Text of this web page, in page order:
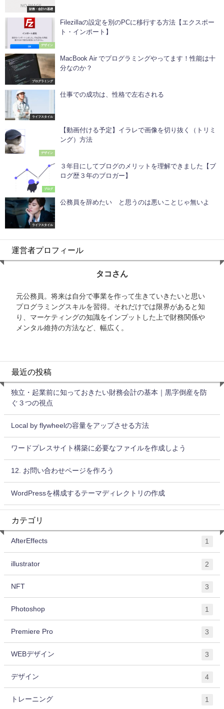
財務・会計の基礎
デザイン
Filezillaの設定を別のPCに移行する方法【エクスポー
ト・インポート】
プログラミング
MacBook Air でプログラミングやってます！性能は十
分なのか？
ライフスタイル
仕事での成功は、性格で左右される
デザイン
【動画付ける予定】イラレで画像を切り抜く（トリミ
ング）方法
ブログ
３年目にしてブログのメリットを理解できました【ブ
ログ歴３年のブロガー】
ライフスタイル
公務員を辞めたい と思うのは悪いことじゃ無いよ
運営者プロフィール
タコさん
元公務員。将来は自分で事業を作って生きていきたいと思い
プログラミングスキルを習得。それだけでは限界があると知
り、マーケティングの知識をインプットした上で財務関係や
メンタル維持の方法など、幅広く。
最近の投稿
独立・起業前に知っておきたい財務会計の基本｜黒字倒産を防
ぐ３つの視点
Local by flywheelの容量をアップさせる方法
ワードプレスサイト構築に必要なファイルを作成しよう
12. お問い合わせページを作ろう
WordPressを構成するテーマディレクトリの作成
カテゴリ
AfterEffects 1
illustrator 2
NFT 3
Photoshop 1
Premiere Pro 3
WEBデザイン 3
デザイン 4
トレーニング 1